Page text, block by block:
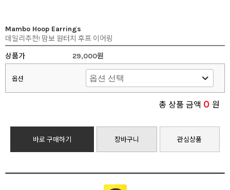
Mambo Hoop Earrings
데일리추천! 맘보 원터치 후프 이어링
상품가
29,000원
옵션
총 상품 금액 0 원
바로 구매하기 장바구니 관심상품